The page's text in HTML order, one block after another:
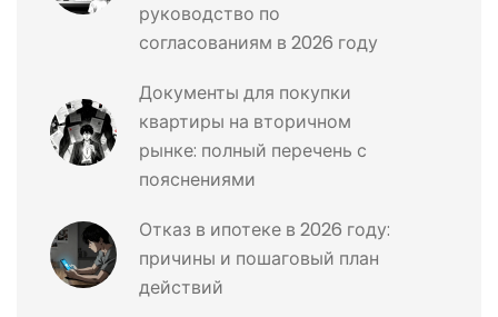
руководство по
согласованиям в 2026 году
Документы для покупки
квартиры на вторичном
рынке: полный перечень с
пояснениями
Отказ в ипотеке в 2026 году:
причины и пошаговый план
действий